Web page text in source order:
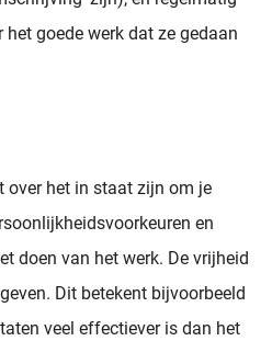
goede werk dat ze gedaan
over het in staat zijn om je
en
doen van het werk. De vrijheid
Dit betekent bijvoorbeeld
veel effectiever is dan het